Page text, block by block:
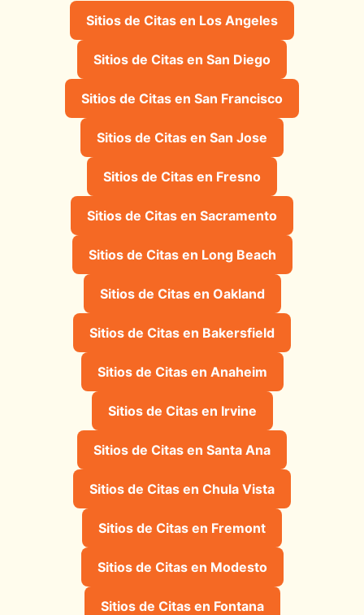
Sitios de Citas en Los Angeles
Sitios de Citas en San Diego
Sitios de Citas en San Francisco
Sitios de Citas en San Jose
Sitios de Citas en Fresno
Sitios de Citas en Sacramento
Sitios de Citas en Long Beach
Sitios de Citas en Oakland
Sitios de Citas en Bakersfield
Sitios de Citas en Anaheim
Sitios de Citas en Irvine
Sitios de Citas en Santa Ana
Sitios de Citas en Chula Vista
Sitios de Citas en Fremont
Sitios de Citas en Modesto
Sitios de Citas en Fontana